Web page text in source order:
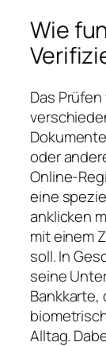
Wie
Das
oder
Online-
eine
anklicken
mit einem
soll. In
seine
Bankkarte,
Alltag.